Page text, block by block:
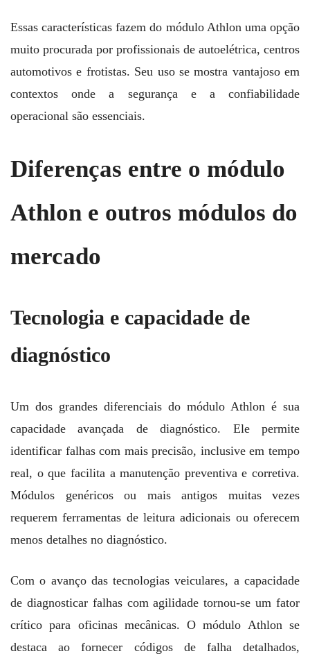
Essas características fazem do módulo Athlon uma opção
muito procurada por profissionais de autoelétrica, centros
automotivos e frotistas. Seu uso se mostra vantajoso em
contextos onde a segurança e a confiabilidade
operacional são essenciais.
Diferenças entre o módulo
Athlon e outros módulos do
mercado
Tecnologia e capacidade de
diagnóstico
Um dos grandes diferenciais do módulo Athlon é sua
capacidade avançada de diagnóstico. Ele permite
identificar falhas com mais precisão, inclusive em tempo
real, o que facilita a manutenção preventiva e corretiva.
Módulos genéricos ou mais antigos muitas vezes
requerem ferramentas de leitura adicionais ou oferecem
menos detalhes no diagnóstico.
Com o avanço das tecnologias veiculares, a capacidade
de diagnosticar falhas com agilidade tornou-se um fator
crítico para oficinas mecânicas. O módulo Athlon se
destaca ao fornecer códigos de falha detalhados,